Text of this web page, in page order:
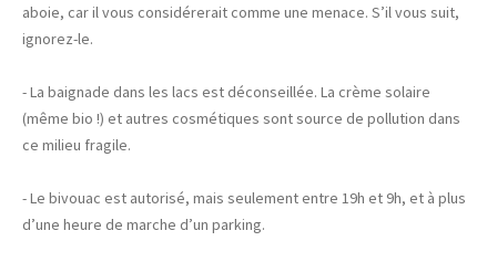
aboie, car il vous considérerait comme une menace. S’il vous suit,
ignorez-le.
- La baignade dans les lacs est déconseillée. La crème solaire
(même bio !) et autres cosmétiques sont source de pollution dans
ce milieu fragile.
- Le bivouac est autorisé, mais seulement entre 19h et 9h, et à plus
d’une heure de marche d’un parking.